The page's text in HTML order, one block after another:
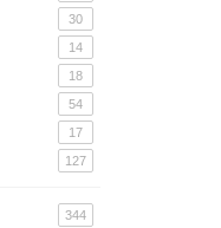
30
14
18
54
17
127
344